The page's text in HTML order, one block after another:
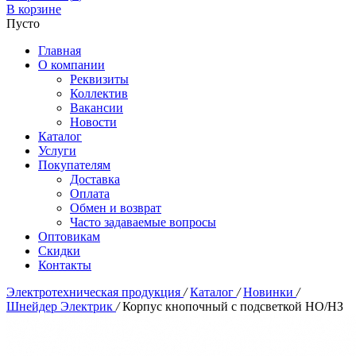
В корзине
Пусто
Главная
О компании
Реквизиты
Коллектив
Вакансии
Новости
Каталог
Услуги
Покупателям
Доставка
Оплата
Обмен и возврат
Часто задаваемые вопросы
Оптовикам
Скидки
Контакты
Электротехническая продукция / Каталог / Новинки /
Шнейдер Электрик / Корпус кнопочный с подсветкой НО/НЗ